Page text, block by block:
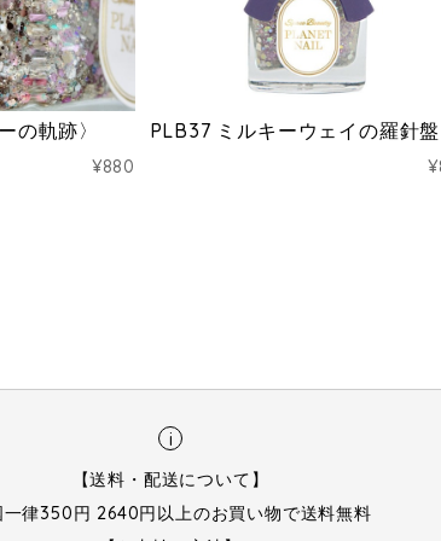
の軌跡〉
¥880
PLB37 ミルキーウェイの羅針盤
i
【送料・配送について】
一律350円 2640円以上のお買い物で送料無料